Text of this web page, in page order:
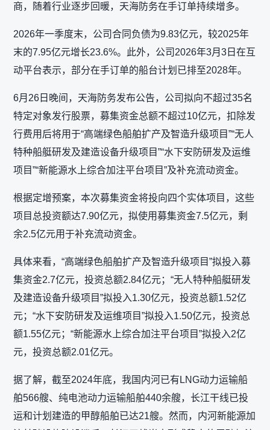
商，随着行业逐步回暖，天海防务在手订单持续增多。
2026年一季度末，公司合同负债为9.83亿元，较2025年
末的7.95亿元增长23.6%。此外，公司2026年3月3日在互
动平台表示，部分在手订单的船台计划已排至2028年。
6月26日晚间，天海防务发布公告，公司拟向不超过35名
特定对象发行股票，募集资金总额不超过10亿元，扣除发
行费用后将用于“高端绿色船舶扩产及智造升级项目”“无人
特种船艇研发及建造设备升级项目”“水下安防研发及运维
项目”“新能源水上综合加注平台项目”及补充流动资金。
根据定增预案，本次募集资金将投向四个实体项目，这些
项目总投资额达7.90亿元，拟使用募集资金7.5亿元，剩
余2.5亿元用于补充流动资金。
具体来看，“高端绿色船舶扩产及智造升级项目”拟投入募
集资金2.7亿元，投资总额2.84亿元；“无人特种船艇研发
及建造设备升级项目”拟投入1.30亿元，投资总额1.52亿
元；“水下安防研发及运维项目”拟投入1.50亿元，投资总
额1.55亿元；“新能源水上综合加注平台项目”拟投入2亿
元，投资总额2.01亿元。
据了解，截至2024年底，我国内河已有LNG动力运输船
舶566艘、纯电池动力运输船舶440余艘，长江干线已投
运和计划建造的甲醇船舶已达21艘。然而，内河新能源加